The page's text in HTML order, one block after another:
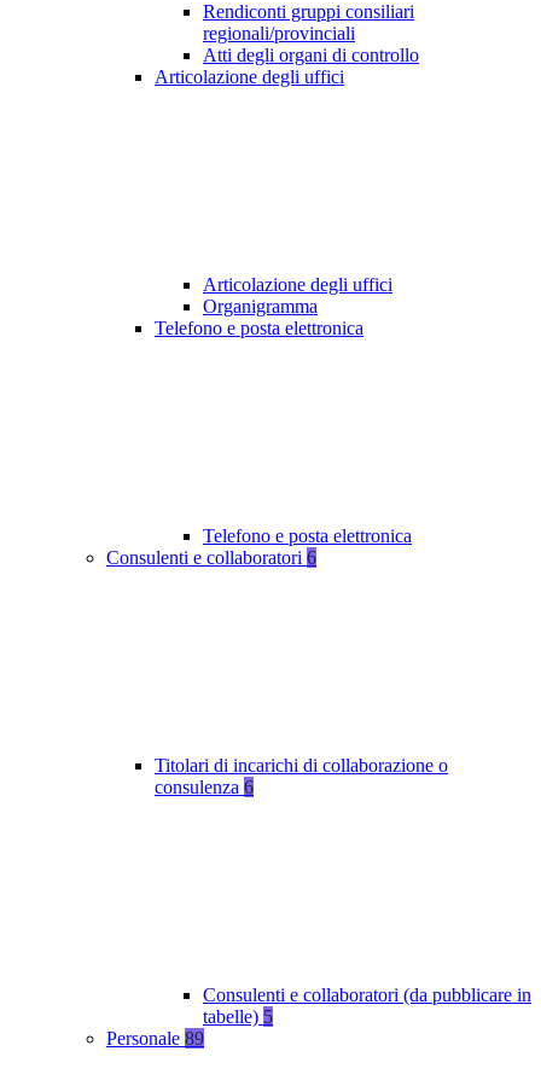
Rendiconti gruppi consiliari
regionali/provinciali
Atti degli organi di controllo
Articolazione degli uffici
Articolazione degli uffici
Organigramma
Telefono e posta elettronica
Telefono e posta elettronica
Consulenti e collaboratori 6
Titolari di incarichi di collaborazione o
consulenza 6
Consulenti e collaboratori (da pubblicare in
tabelle) 5
Personale 89